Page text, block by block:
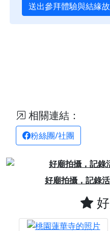
送出參拜體驗與結緣
相關連結：
粉絲團/社團
好廟拍攝，記錄
Previous
好